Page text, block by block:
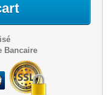
Bancaire